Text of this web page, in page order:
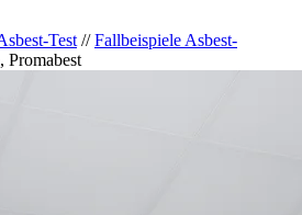
Test //Fallbeispiele Asbest-
Promabest